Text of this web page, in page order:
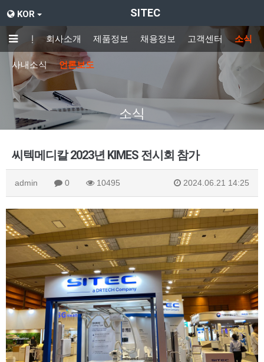
KOR SITEC
메인 회사소개 제품정보 채용정보 고객센터 소식
사내소식 언론보도
소식
씨텍메디칼 2023년 KIMES 전시회 참가
admin 0 10495 2024.06.21 14:25